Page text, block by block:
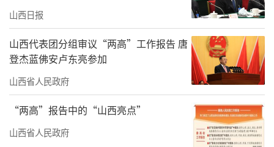
山西日报
山西代表团分组审议“两高”工作报告 唐
登杰蓝佛安卢东亮参加
山西省人民政府
“两高”报告中的“山西亮点”
山西省人民政府